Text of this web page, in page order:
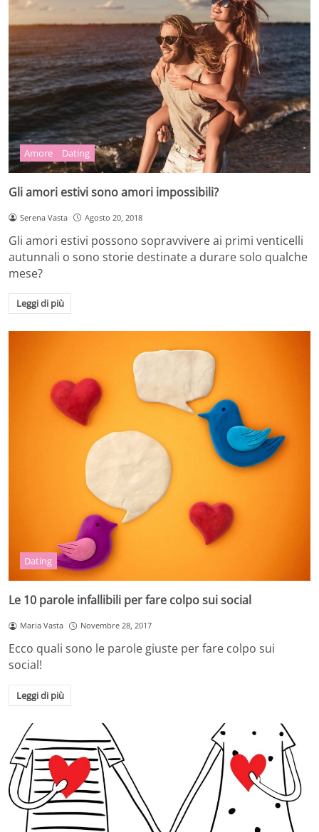
Amore Dating
Gli amori estivi sono amori impossibili?
Serena Vasta Agosto 20, 2018
Gli amori estivi possono sopravvivere ai primi venticelli
autunnali o sono storie destinate a durare solo qualche
mese?
Leggi di più
Dating
Le 10 parole infallibili per fare colpo sui social
Maria Vasta Novembre 28, 2017
Ecco quali sono le parole giuste per fare colpo sui
social!
Leggi di più